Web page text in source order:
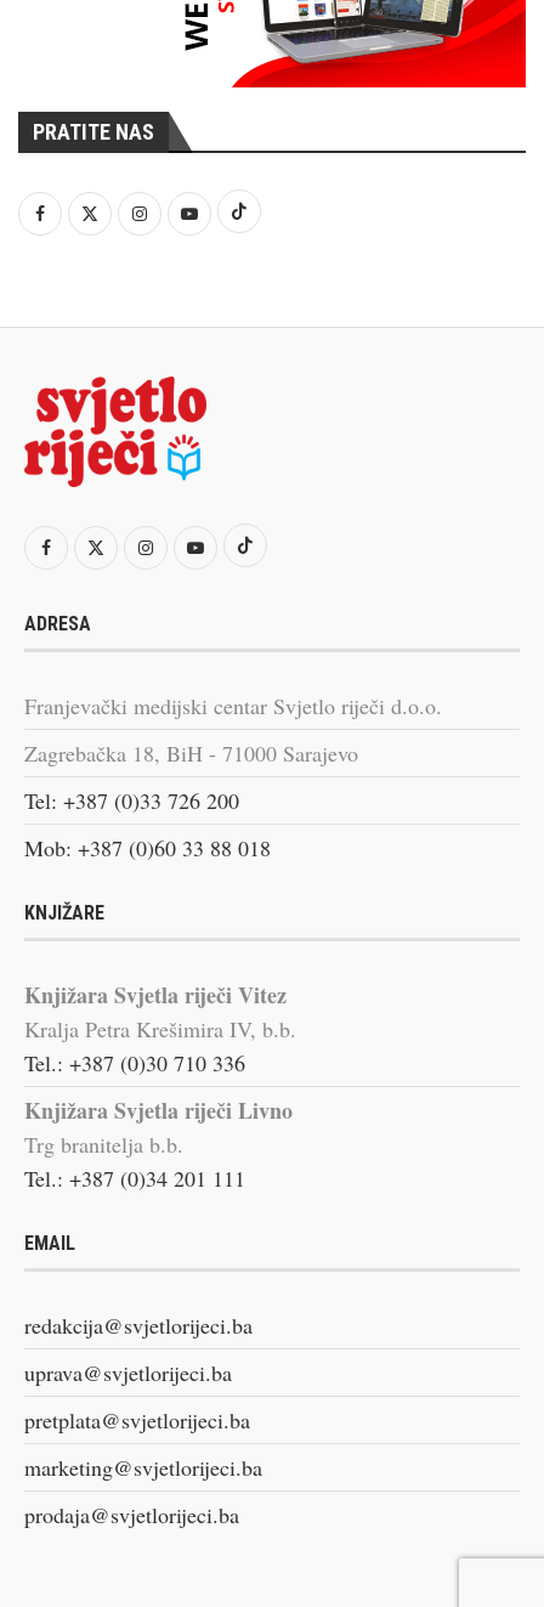
PRATITE NAS
ADRESA
Franjevački medijski centar Svjetlo riječi d.o.o.
Zagrebačka 18, BiH - 71000 Sarajevo
Tel: +387 (0)33 726 200
Mob: +387 (0)60 33 88 018
KNJIŽARE
Knjižara Svjetla riječi Vitez
Kralja Petra Krešimira IV, b.b.
Tel.: +387 (0)30 710 336
Knjižara Svjetla riječi Livno
Trg branitelja b.b.
Tel.: +387 (0)34 201 111
EMAIL
redakcija@svjetlorijeci.ba
uprava@svjetlorijeci.ba
pretplata@svjetlorijeci.ba
marketing@svjetlorijeci.ba
prodaja@svjetlorijeci.ba